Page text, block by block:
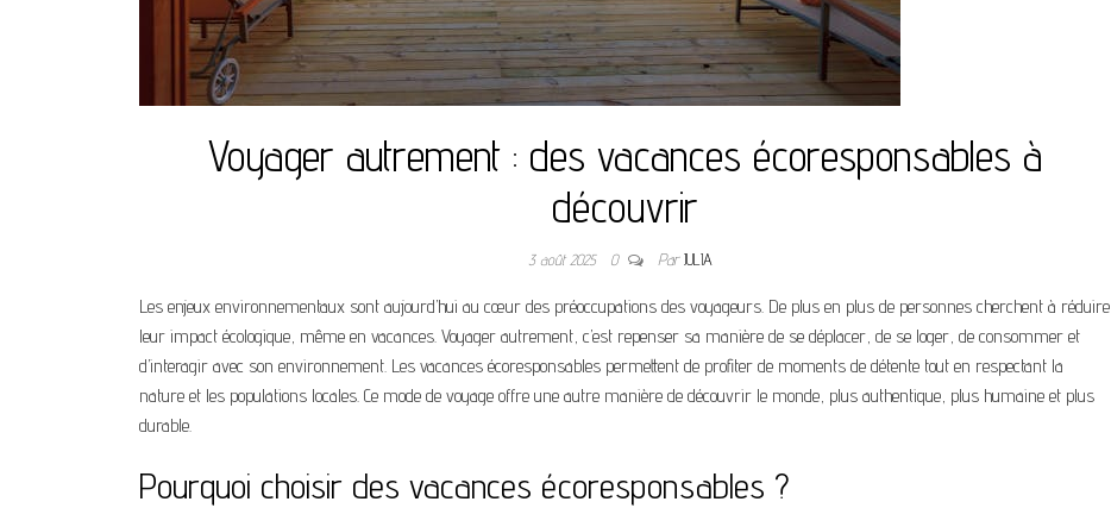
Voyager autrement : des vacances écoresponsables à
découvrir
3 août 2025 0 ParJULIA
Les enjeux environnementaux sont aujourd’hui au cœur des préoccupations des voyageurs. De plus en plus de personnes cherchent à réduire
leur impact écologique, même en vacances. Voyager autrement, c’est repenser sa manière de se déplacer, de se loger, de consommer et
d’interagir avec son environnement. Les vacances écoresponsables permettent de profiter de moments de détente tout en respectant la
nature et les populations locales. Ce mode de voyage offre une autre manière de découvrir le monde, plus authentique, plus humaine et plus
durable.
Pourquoi choisir des vacances écoresponsables ?